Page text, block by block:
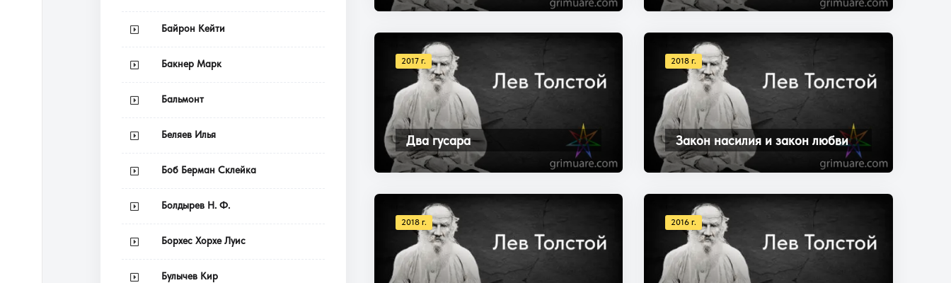
2017 г.
Два гусара
2018 г.
Закон насилия и закон любви
2018 г. 2016 г.
Байрон Кейти
Бакнер Марк
Бальмонт
Беляев Илья
Боб Берман Склейка
Болдырев Н. Ф.
Борхес Хорхе Луис
Булычев Кир